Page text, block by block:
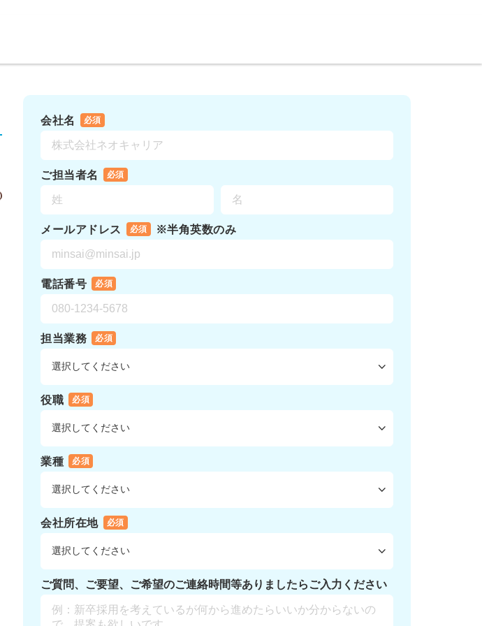
会社名 必須
ご担当者名 必須
メールアドレス 必須 ※半角英数のみ
電話番号 必須
担当業務 必須
役職 必須
業種 必須
会社所在地 必須
ご質問、ご要望、ご希望のご連絡時間等ありましたらご入力ください